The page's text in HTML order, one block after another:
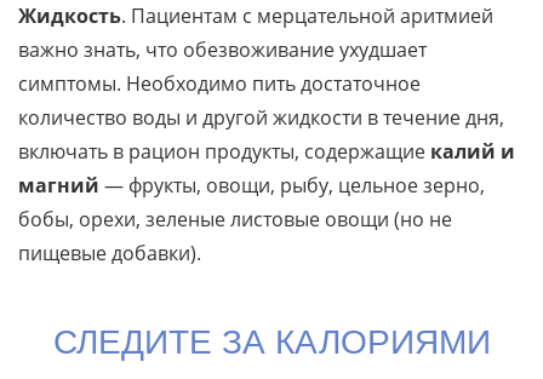
Жидкость. Пациентам с мерцательной аритмией
важно знать, что обезвоживание ухудшает
симптомы. Необходимо пить достаточное
количество воды и другой жидкости в течение дня,
включать в рацион продукты, содержащие калий и
магний — фрукты, овощи, рыбу, цельное зерно,
бобы, орехи, зеленые листовые овощи (но не
пищевые добавки).
СЛЕДИТЕ ЗА КАЛОРИЯМИ